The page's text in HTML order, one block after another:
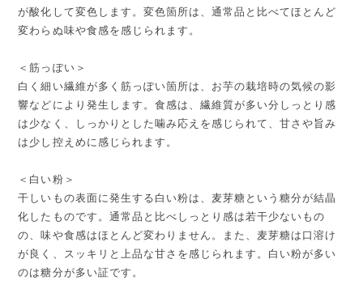
が酸化して変色します。変色箇所は、通常品と比べてほとんど
変わらぬ味や食感を感じられます。
＜筋っぽい＞
白く細い繊維が多く筋っぽい箇所は、お芋の栽培時の気候の影
響などにより発生します。食感は、繊維質が多い分しっとり感
は少なく、しっかりとした噛み応えを感じられて、甘さや旨み
は少し控えめに感じられます。
＜白い粉＞
干しいもの表面に発生する白い粉は、麦芽糖という糖分が結晶
化したものです。通常品と比べしっとり感は若干少ないもの
の、味や食感はほとんど変わりません。また、麦芽糖は口溶け
が良く、スッキリと上品な甘さを感じられます。白い粉が多い
のは糖分が多い証です。